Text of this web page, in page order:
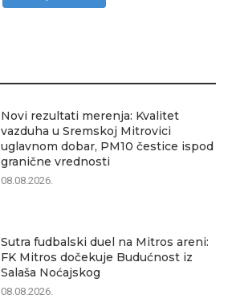
Novi rezultati merenja: Kvalitet
vazduha u Sremskoj Mitrovici
uglavnom dobar, PM10 čestice ispod
granične vrednosti
08.08.2026.
Sutra fudbalski duel na Mitros areni:
FK Mitros dočekuje Budućnost iz
Salaša Noćajskog
08.08.2026.